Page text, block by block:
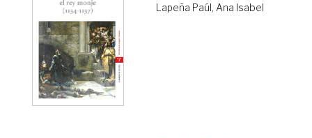
Lapeña Paúl, Ana Isabel